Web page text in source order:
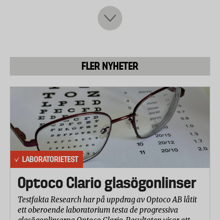
testat ett urval av vinteroveraller för barn. Testet
omfattar vattentäthet, slitagetålighet, vindtäthet och
KappAhl
Intersport
Lindex
HM
Lassie
Stadium
Samtliga overaller i urvalet är deklarerat vattentäta.
Laboratorietestet utfördes under juli månad 2009.
FLER NYHETER
LABORATORIETEST
Optoco Clario glasögonlinser
Testfakta Research har på uppdrag av Optoco AB låtit
ett oberoende laboratorium testa de progressiva